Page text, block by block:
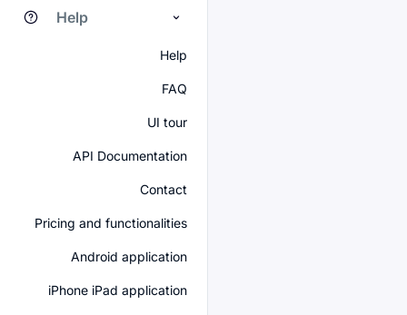
Help
Help
FAQ
UI tour
API Documentation
Contact
Pricing and functionalities
Android application
iPhone iPad application